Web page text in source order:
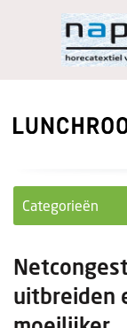
Categorieën
Ondernemen in...
Ondernemen
uitbreiden